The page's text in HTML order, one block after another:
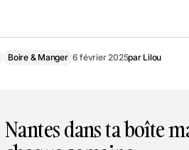
Boire & Manger 6 février 2025par Lilou
Nantes dans ta boîte